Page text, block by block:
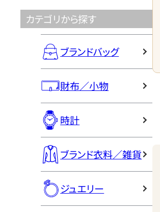
カテゴリから探す
ブランドバッグ
財布／小物
時計
ブランド衣料／雑貨
ジュエリー